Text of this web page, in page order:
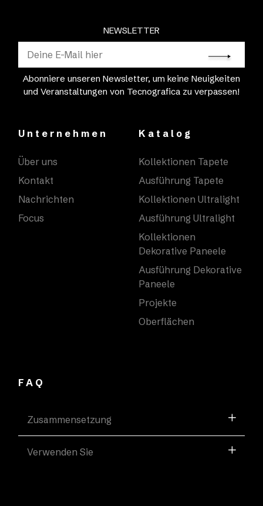
NEWSLETTER
Abonniere unseren Newsletter, um keine Neuigkeiten
und Veranstaltungen von Tecnografica zu verpassen!
Unternehmen
Über uns
Kontakt
Nachrichten
Focus
Katalog
Kollektionen Tapete
Ausführung Tapete
Kollektionen Ultralight
Ausführung Ultralight
Kollektionen
Dekorative Paneele
Ausführung Dekorative
Paneele
Projekte
Oberflächen
FAQ
Zusammensetzung
Verwenden Sie